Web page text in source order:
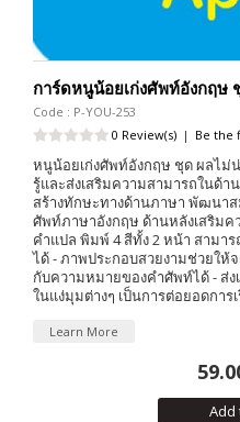
การ์ดหนูน้อยเก่งศัพท์อังกฤษ
Code : P-YOU-253
0 Review(s) | Be the
หนูน้อยเก่งศัพท์อังกฤษ ชุด ผลไม่
รู้และส่งเสริมความสามารถในด้า
สร้างทักษะทางด้านภาษา พัฒนา
ศัพท์ภาษาอังกฤษ ด้านหลังเสริม
คำแปล พิมพ์ 4 สีทั้ง 2 หน้า สามาร
ได้ - ภาพประกอบสวยงามช่วยใ
กับความหมายของคำศัพท์ได้ - ส่
ในแง่มุมต่างๆ เป็นการต่อยอดการ
Learn More
Add